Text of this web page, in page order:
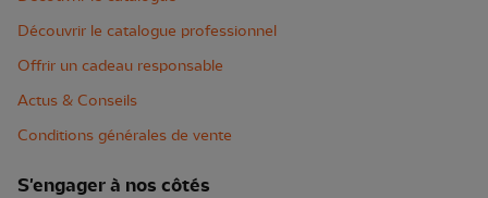
Découvrir le catalogue professionnel
Offrir un cadeau responsable
Actus & Conseils
Conditions générales de vente
S'engager à nos côtés